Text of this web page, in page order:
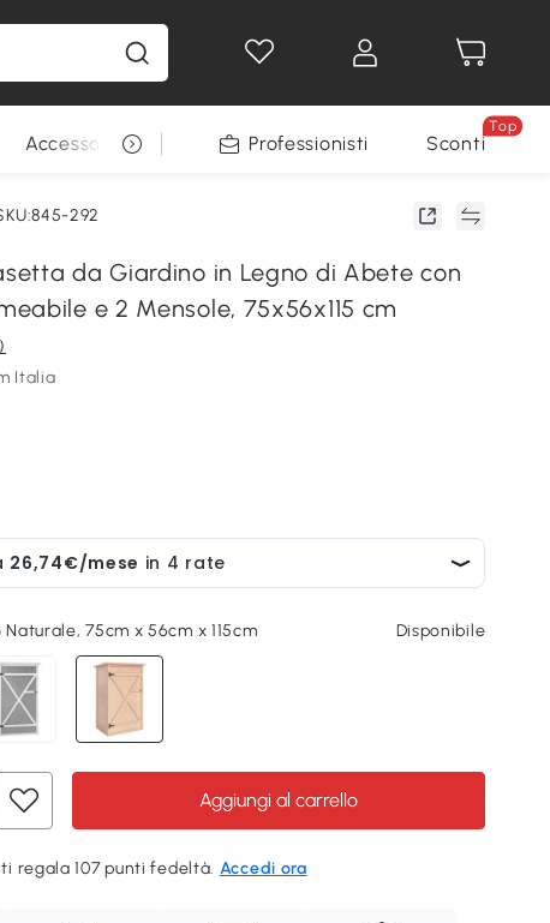
Accessori per animali Professionisti Sconti
Top
292
da Giardino in Legno di Abete con
e 2 Mensole, 75x56x115 cm
Italia
Naturale, 75cm x 56cm x 115cm Disponibile
Aggiungi al carrello
regala 107 punti fedeltà. Accedi ora